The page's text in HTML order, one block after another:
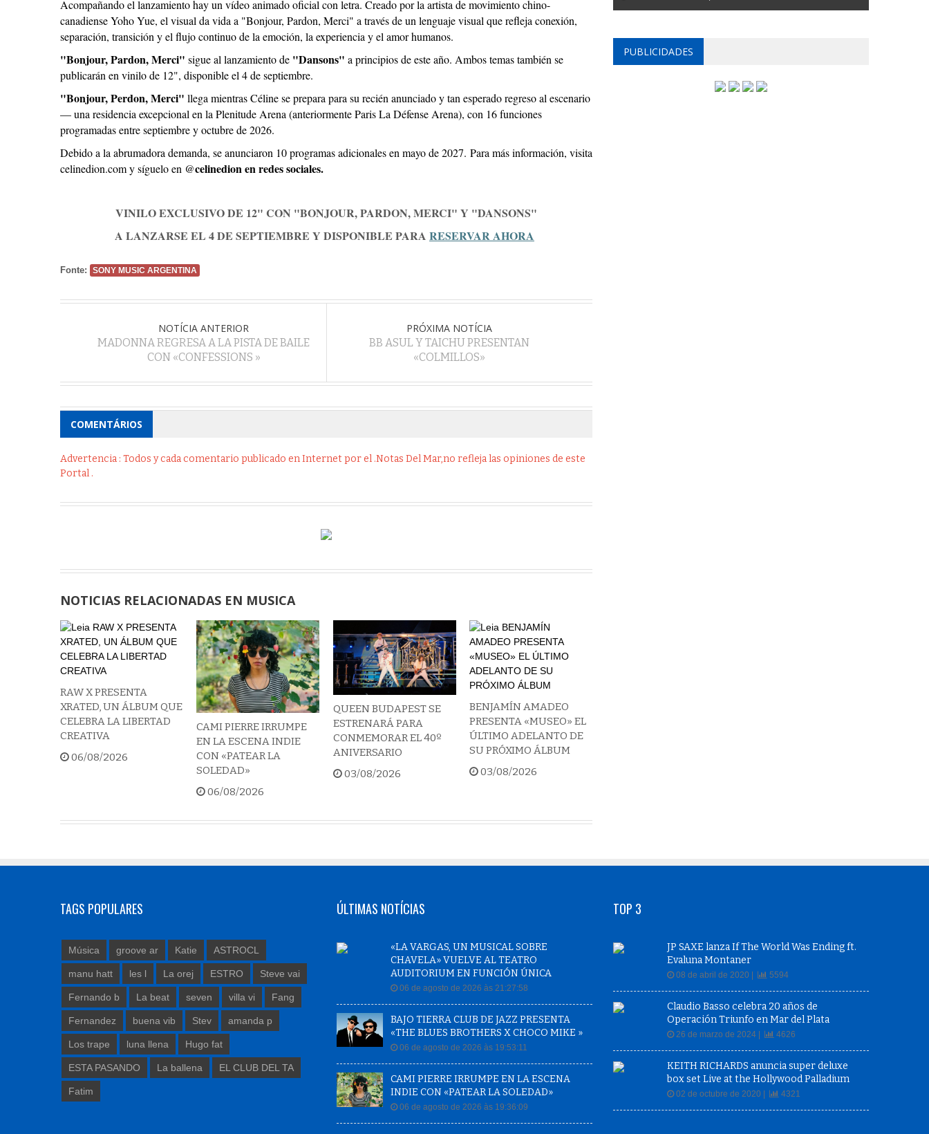
Acompañando el lanzamiento hay un vídeo animado oficial con letra. Creado por la artista de movimiento chino-
canadiense Yoho Yue, el visual da vida a "Bonjour, Pardon, Merci" a través de un lenguaje visual que refleja conexión,
separación, transición y el flujo continuo de la emoción, la experiencia y el amor humanos.
"Bonjour, Pardon, Merci" sigue al lanzamiento de "Dansons" a principios de este año. Ambos temas también se
publicarán en vinilo de 12", disponible el 4 de septiembre.
"Bonjour, Perdon, Merci" llega mientras Céline se prepara para su recién anunciado y tan esperado regreso al escenario
— una residencia excepcional en la Plenitude Arena (anteriormente Paris La Défense Arena), con 16 funciones
programadas entre septiembre y octubre de 2026.
Debido a la abrumadora demanda, se anunciaron 10 programas adicionales en mayo de 2027. Para más información, visita
celinedion.com y síguelo en @celinedion en redes sociales.
VINILO EXCLUSIVO DE 12" CON "BONJOUR, PARDON, MERCI" Y "DANSONS"
A LANZARSE EL 4 DE SEPTIEMBRE Y DISPONIBLE PARA RESERVAR AHORA
Fonte: SONY MUSIC ARGENTINA
NOTÍCIA ANTERIOR
MADONNA REGRESA A LA PISTA DE BAILE
CON «CONFESSIONS »
PRÓXIMA NOTÍCIA
BB ASUL Y TAICHU PRESENTAN
«COLMILLOS»
COMENTÁRIOS
Advertencia : Todos y cada comentario publicado en Internet por el .Notas Del Mar,no refleja las opiniones de este
Portal .
NOTICIAS RELACIONADAS EN MUSICA
RAW X PRESENTA
XRATED, UN ÁLBUM QUE
CELEBRA LA LIBERTAD
CREATIVA
06/08/2026
CAMI PIERRE IRRUMPE
EN LA ESCENA INDIE
CON «PATEAR LA
SOLEDAD»
06/08/2026
QUEEN BUDAPEST SE
ESTRENARÁ PARA
CONMEMORAR EL 40º
ANIVERSARIO
03/08/2026
BENJAMÍN AMADEO
PRESENTA «MUSEO» EL
ÚLTIMO ADELANTO DE
SU PRÓXIMO ÁLBUM
03/08/2026
PUBLICIDADES
TAGS POPULARES
Música groove ar Katie ASTROCL
manu hatt les l La orej ESTRO Steve vai
Fernando b La beat seven villa vi Fang
Fernandez buena vib Stev amanda p
Los trape luna llena Hugo fat
ESTA PASANDO La ballena EL CLUB DEL TA
Fatim
ÚLTIMAS NOTÍCIAS
«LA VARGAS, UN MUSICAL SOBRE
CHAVELA» VUELVE AL TEATRO
AUDITORIUM EN FUNCIÓN ÚNICA
06 de agosto de 2026 às 21:27:58
BAJO TIERRA CLUB DE JAZZ PRESENTA
«THE BLUES BROTHERS X CHOCO MIKE »
06 de agosto de 2026 às 19:53:11
CAMI PIERRE IRRUMPE EN LA ESCENA
INDIE CON «PATEAR LA SOLEDAD»
06 de agosto de 2026 às 19:36:09
TOP 3
JP SAXE lanza If The World Was Ending ft.
Evaluna Montaner
08 de abril de 2020 | 5594
Claudio Basso celebra 20 años de
Operación Triunfo en Mar del Plata
26 de marzo de 2024 | 4626
KEITH RICHARDS anuncia super deluxe
box set Live at the Hollywood Palladium
02 de octubre de 2020 | 4321